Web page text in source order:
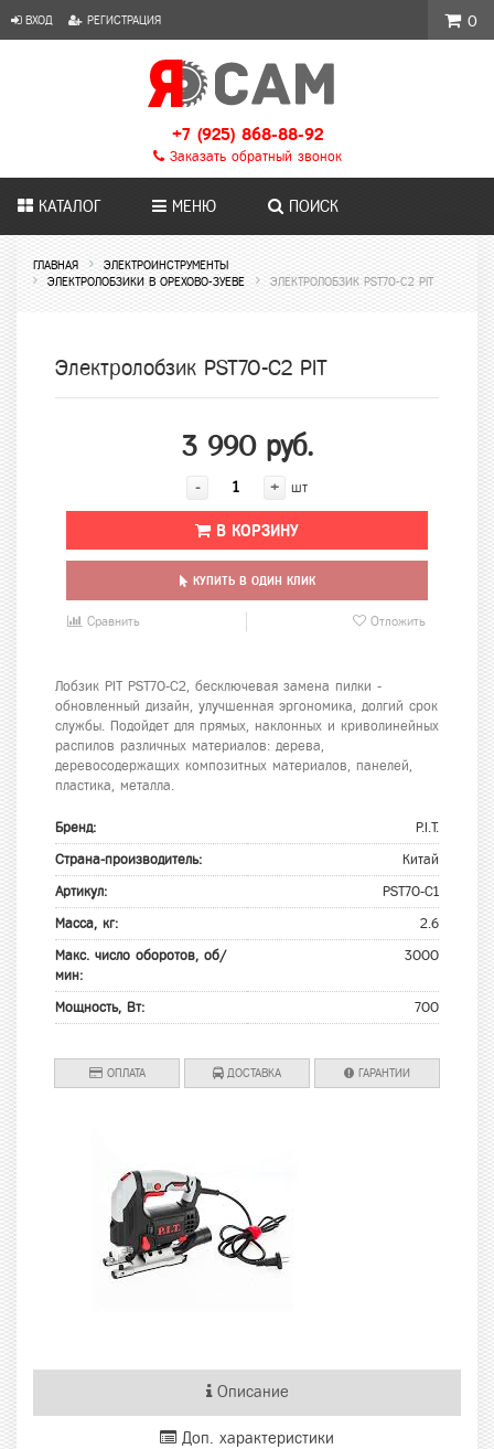
ВХОД РЕГИСТРАЦИЯ
+7 (925) 868-88-92
Заказать обратный звонок
КАТАЛОГ МЕНЮ ПОИСК
ГЛАВНАЯ
ЭЛЕКТРОИНСТРУМЕНТЫ
ЭЛЕКТРОЛОБЗИКИ В ОРЕХОВО-ЗУЕВЕ
ЭЛЕКТРОЛОБЗИК PST70-C2 PIT
Электролобзик PST70-C2 PIT
3 990 руб.
- + шт
В КОРЗИНУ
КУПИТЬ В ОДИН КЛИК
Сравнить Отложить
Лобзик PIT PST70-C2, бесключевая замена пилки -
обновленный дизайн, улучшенная эргономика, долгий срок
службы. Подойдет для прямых, наклонных и криволинейных
распилов различных материалов: дерева,
деревосодержащих композитных материалов, панелей,
пластика, металла.
Бренд: P.I.T.
Страна-производитель: Китай
Артикул: PST70-C1
Масса, кг: 2.6
Макс. число оборотов, об/
мин:
3000
Мощность, Вт: 700
ОПЛАТА ДОСТАВКА ГАРАНТИИ
Описание
Доп. характеристики
0